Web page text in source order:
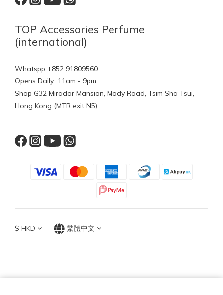
TOP Accessories Perfume
(international)
Whatspp +852 91809560
Opens Daily 11am - 9pm
Shop G32 Mirador Mansion, Mody Road, Tsim Sha Tsui,
Hong Kong (MTR exit N5)
$ HKD 繁體中文
TOP ACCESSORIES GROUP